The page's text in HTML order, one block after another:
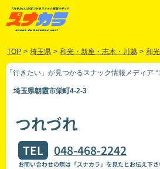
TOP > 埼玉県 > 和光・新座・志木・川越 > 和
「行きたい」が見つかるスナック情報メディア
埼玉県朝霞市栄町4-2-3
つれづれ
TEL 048-468-2242
お問い合わせの際は「スナカラ」を見たとお伝え下